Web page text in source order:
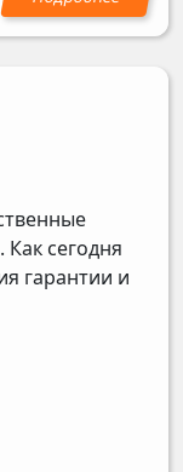
сегодня
гарантии и